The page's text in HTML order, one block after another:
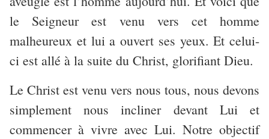
le Seigneur est venu vers cet homme
malheureux et lui a ouvert ses yeux. Et celui-
ci est allé à la suite du Christ, glorifiant Dieu.
Le Christ est venu vers nous tous, nous devons
simplement nous incliner devant Lui et
commencer à vivre avec Lui. Notre objectif